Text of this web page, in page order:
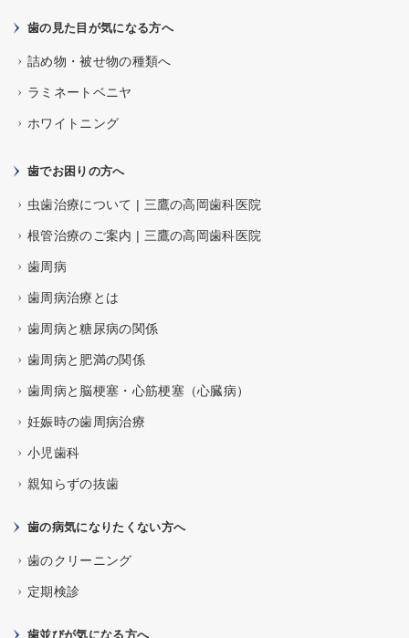
歯の見た目が気になる方へ
詰め物・被せ物の種類へ
ラミネートベニヤ
ホワイトニング
歯でお困りの方へ
虫歯治療について | 三鷹の高岡歯科医院
根管治療のご案内 | 三鷹の高岡歯科医院
歯周病
歯周病治療とは
歯周病と糖尿病の関係
歯周病と肥満の関係
歯周病と脳梗塞・心筋梗塞（心臓病）
妊娠時の歯周病治療
小児歯科
親知らずの抜歯
歯の病気になりたくない方へ
歯のクリーニング
定期検診
歯並びが気になる方へ